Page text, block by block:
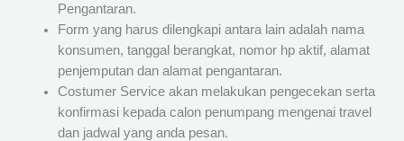
Pengantaran.
Form yang harus dilengkapi antara lain adalah nama
konsumen, tanggal berangkat, nomor hp aktif, alamat
penjemputan dan alamat pengantaran.
Costumer Service akan melakukan pengecekan serta
konfirmasi kepada calon penumpang mengenai travel
dan jadwal yang anda pesan.